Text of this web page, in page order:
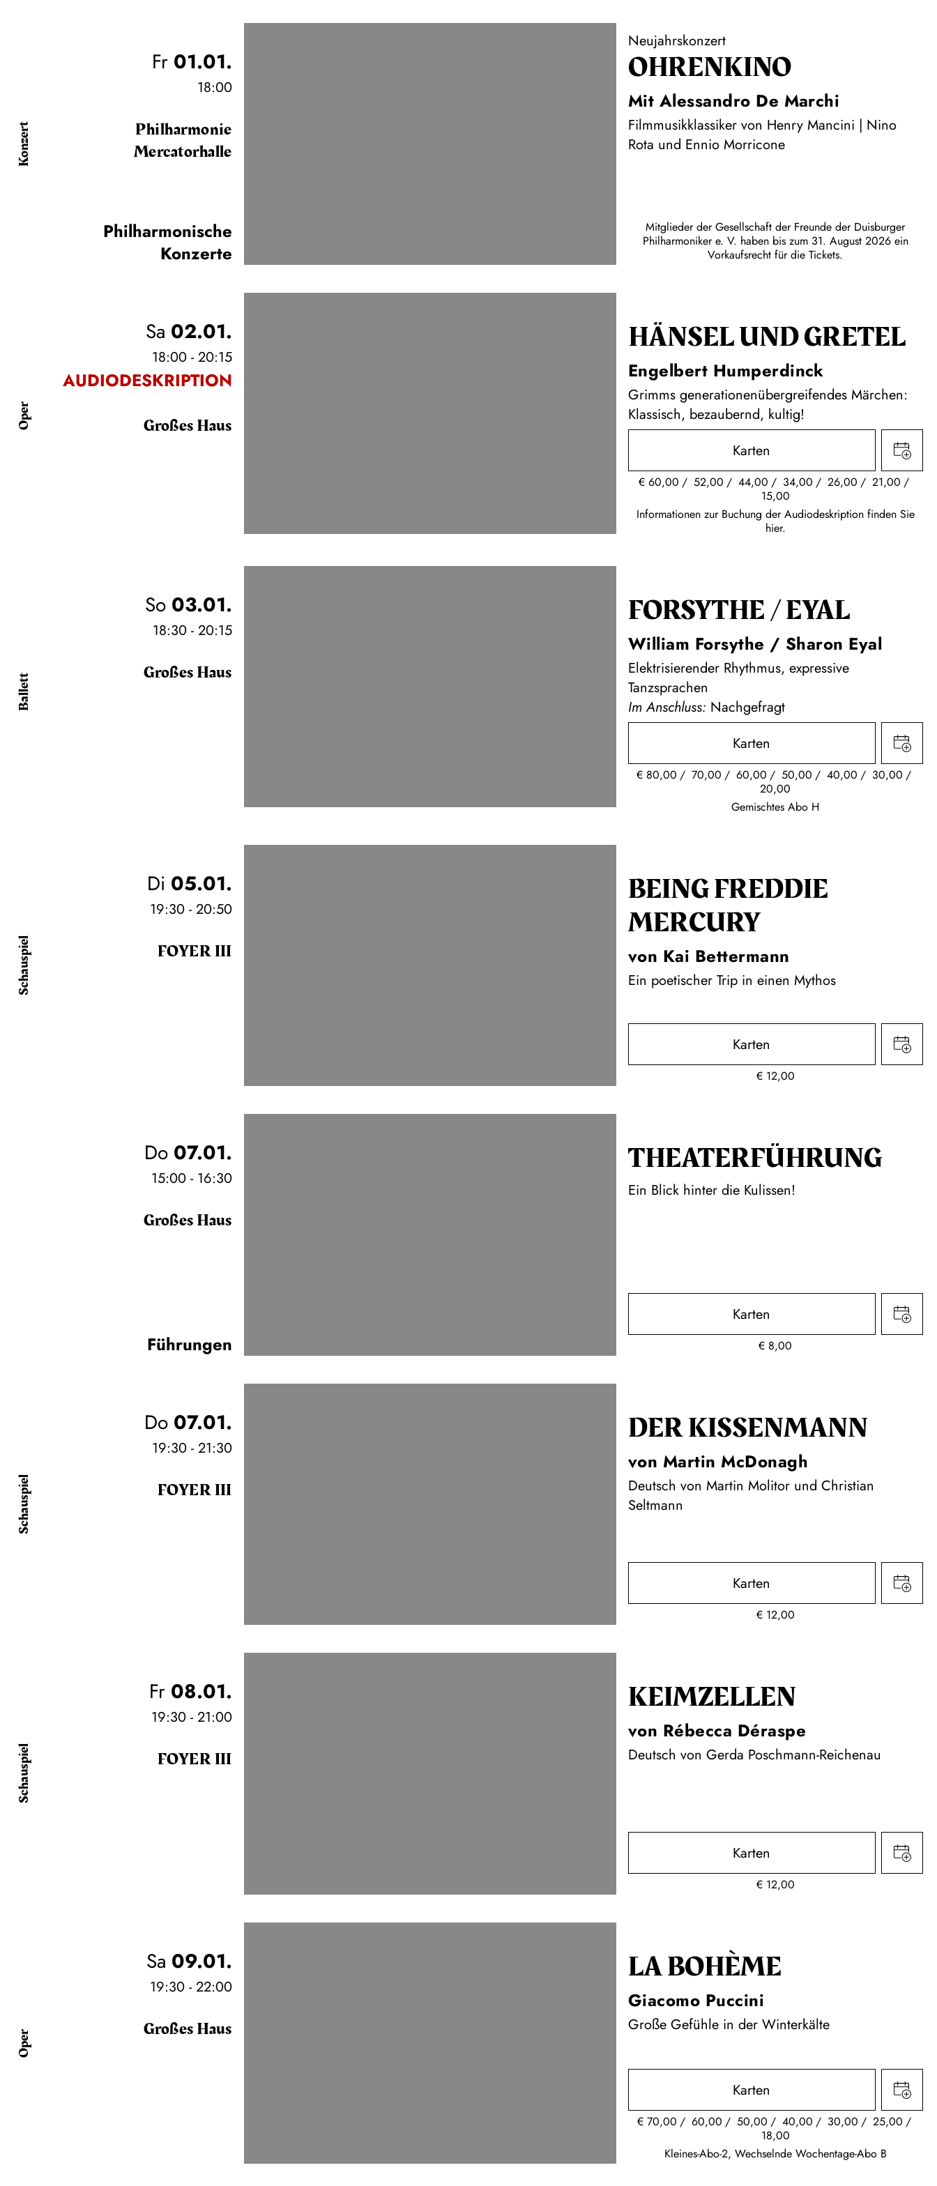
Konzert
Fr 01.01.
18:00
Philharmonie
Mercatorhalle
Philharmonische
Konzerte
Neujahrskonzert
OHRENKINO
Mit Alessandro De Marchi
Filmmusikklassiker von Henry Mancini | Nino
Rota und Ennio Morricone
Mitglieder der Gesellschaft der Freunde der Duisburger
Philharmoniker e. V. haben bis zum 31. August 2026 ein
Vorkaufsrecht für die Tickets.
Oper
Sa 02.01.
18:00 - 20:15
AUDIODESKRIPTION
Großes Haus
HÄNSEL UND GRETEL
Engelbert Humperdinck
Grimms generationenübergreifendes Märchen:
Klassisch, bezaubernd, kultig!
Karten
€60,00 52,00 44,00 34,00 26,00
21,00
15,00
Informationen zur Buchung der Audiodeskription finden Sie
hier.
Ballett
So 03.01.
18:30 - 20:15
Großes Haus
FORSYTHE / EYAL
William Forsythe / Sharon Eyal
Elektrisierender Rhythmus, expressive
Tanzsprachen
Im Anschluss: Nachgefragt
Karten
€ 80,00 70,00 60,00 50,00 40,00
30,00
20,00
Gemischtes Abo H
Schauspiel
Di 05.01.
19:30 - 20:50
FOYER III
BEING FREDDIE
MERCURY
von Kai Bettermann
Ein poetischer Trip in einen Mythos
Karten
€ 12,00
Do 07.01.
15:00 - 16:30
Großes Haus
Führungen
THEATER­FÜHR­UNG
Ein Blick hinter die Kulissen!
Karten
€ 8,00
Schauspiel
Do 07.01.
19:30 - 21:30
FOYER III
DER KISSEN­MANN
von Martin McDonagh
Deutsch von Martin Molitor und Christian
Seltmann
Karten
€ 12,00
Schauspiel
Fr 08.01.
19:30 - 21:00
FOYER III
KEIM­ZELLEN
von Rébecca Déraspe
Deutsch von Gerda Poschmann-Reichenau
Karten
€ 12,00
Oper
Sa 09.01.
19:30 - 22:00
Großes Haus
LA BOHÈME
Giacomo Puccini
Große Gefühle in der Winterkälte
Karten
€ 70,00 60,00 50,00 40,00 30,00
25,00
18,00
Kleines-Abo-2, Wechselnde Wochentage-Abo B